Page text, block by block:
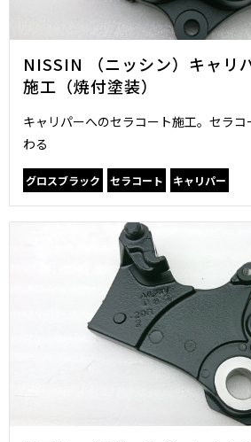
NISSIN （ニッシン）キャリ
施工（焼付塗装）
キャリパーへのセラコート施工。セラ
わる
グロスブラック セラコート キャリパー